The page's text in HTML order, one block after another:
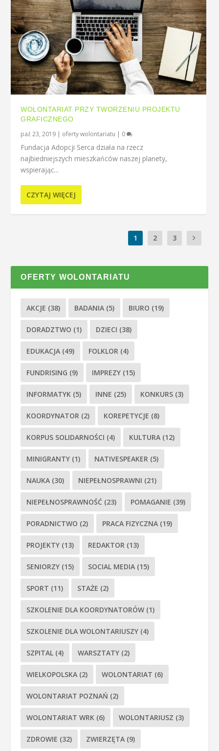
WOLONTARIAT PRZY TWORZENIU PROJEKTU
GRAFICZNEGO
paź 23, 2019 | oferty wolontariatu | 0
Fundacja Adopcji Serca działa na rzecz
najbiedniejszych mieszkańców naszej planety,
wspierając...
CZYTAJ WIĘCEJ
1 2 3
OFERTY WOLONTARIATU
AKCJE (38) BADANIA (5) BIURO (19)
DORADZTWO (1) DZIECI (38)
EDUKACJA (49) FOLKLOR (4)
FUNDRISING (9) IMPREZY (15)
INFORMATYK (5) INNE (25) KONKURS (3)
KOORDYNATOR (2) KOREPETYCJE (8)
KORPUS SOLIDARNOŚCI (4) KULTURA (12)
MINIGRANTY (1) NATIVESPEAKER (5)
NAUKA (30) NIEPEŁNOSPRAWNI (21)
NIEPEŁNOSPRAWNOŚĆ (23) POMAGANIE (39)
PORADNICTWO (2) PRACA FIZYCZNA (19)
PROJEKTY (13) REDAKTOR (13)
SENIORZY (15) SOCIAL MEDIA (15)
SPORT (11) STAŻE (2)
SZKOLENIE DLA KOORDYNATORÓW (1)
SZKOLENIE DLA WOLONTARIUSZY (4)
SZPITAL (4) WARSZTATY (2)
WIELKOPOLSKA (2) WOLONTARIAT (6)
WOLONTARIAT POZNAŃ (2)
WOLONTARIAT WRK (6) WOLONTARIUSZ (3)
ZDROWIE (32) ZWIERZĘTA (9)